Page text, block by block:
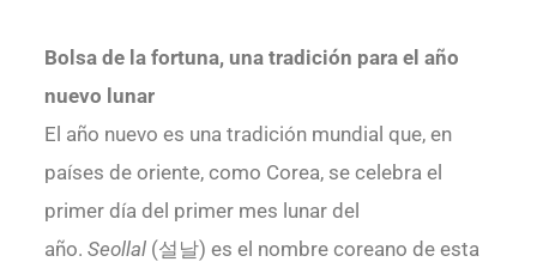
Bolsa de la fortuna, una tradición para el año
nuevo lunar
El año nuevo es una tradición mundial que, en
países de oriente, como Corea, se celebra el
primer día del primer mes lunar del
año. Seollal (설날) es el nombre coreano de esta